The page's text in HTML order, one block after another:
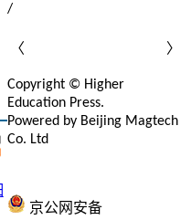
/
〈 〉
Copyright © Higher
Education Press.
Powered by Beijing Magtech
Co. Ltd
京公网安备